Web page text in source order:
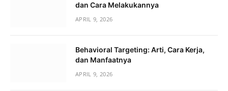
dan Cara Melakukannya
APRIL 9, 2026
Behavioral Targeting: Arti, Cara Kerja,
dan Manfaatnya
APRIL 9, 2026